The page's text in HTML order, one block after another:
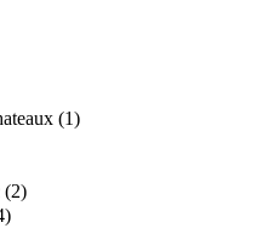
(1)
(2)
)